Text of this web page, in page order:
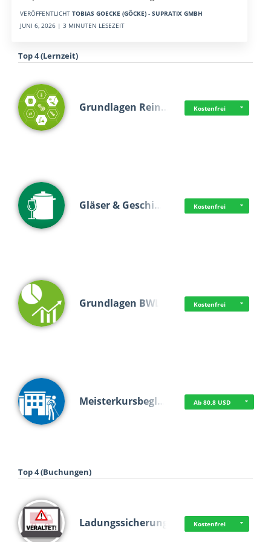
VERÖFFENTLICHT TOBIAS GOECKE (GÖCKE) - SUPRATIX GMBH
JUNI 6, 2026 | 3 MINUTEN LESEZEIT
Top 4 (Lernzeit)
Grundlagen Rein… Kostenfrei
Gläser & Geschi… Kostenfrei
Grundlagen BWL Kostenfrei
Meisterkursbegl… Ab 80,8 USD
Top 4 (Buchungen)
Ladungssicherung Kostenfrei